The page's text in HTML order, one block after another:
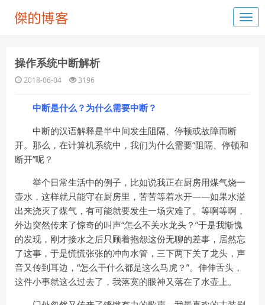
操作系统中断解析
2018-06-04 3196
中断是什么？为什么需要中断？
中断的汉语解释是半中间发生阻隔、停顿或故障而断
开。那么，在计算机系统中，我们为什么需要“阻隔、停顿和
断开”呢？
举个日常生活中的例子，比如说我正在厨房用煤气烧一
壶水，这样就只能守在厨房里，苦苦等着水开——如果水溢
出来浇灭了煤气，有可能就要发生一场灾难了。等啊等啊，
外边突然传来了惊奇的叫声“怎么不关水龙头？”于是我惭愧
的发现，刚才接水之后只顾着抱怨这份无聊的差事，居然忘
了这事，于是慌慌张张的冲向水管，三下两下关了龙头，声
音又传到耳边，“怎么干什么都是这么马虎？”。伸伸舌头，
这件小事就这么过去了，我落寞的眼神又落在了水壶上。